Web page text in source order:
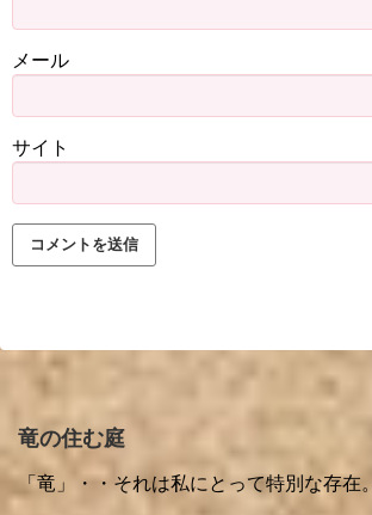
メール
サイト
竜の住む庭
「竜」・・それは私にとって特別な存在。